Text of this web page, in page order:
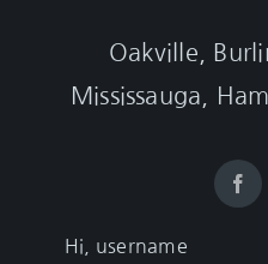
Oakville,
Mississauga,
Hi, username